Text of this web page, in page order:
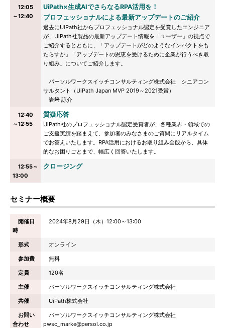
12:05
～12:40
UiPath×生成AIでさらなるRPA活用を！
プロフェッショナルによる最新アップデートのご紹介
過去にUiPath社からプロフェッショナル認定を受賞したエンジニア
が、UiPath社製品の最新アップデート情報を「ユーザー」の視点で
ご紹介するとともに、「アップデートがどのようなインパクトをも
たらすか」「アップデートの恩恵を受けるために企業が行うべき取
り組み」についてご紹介します。
パーソルワークスイッチコンサルティング株式会社 シニアコン
サルタント（UiPath Japan MVP 2019～2021受賞）
岩﨑 諒介
12:40
～12:55
質疑応答
UiPath社のプロフェッショナル認定受賞者が、各種業界・領域での
ご支援実績を踏まえて、参加者のみなさまのご質問にリアルタイム
でお答えいたします。RPA活用におけるお取り組み全般から、具体
的なお困りごとまで、幅広く回答いたします。
12:55～
13:00
クロージング
セミナー概要
開催日
時
2024年8月29日（木）12:00～13:00
形式
オンライン
参加費
無料
定員
120名
主催
パーソルワークスイッチコンサルティング株式会社
共催
UiPath株式会社
お問い
合わせ
パーソルワークスイッチコンサルティング株式会社
pwsc_marke@persol.co.jp